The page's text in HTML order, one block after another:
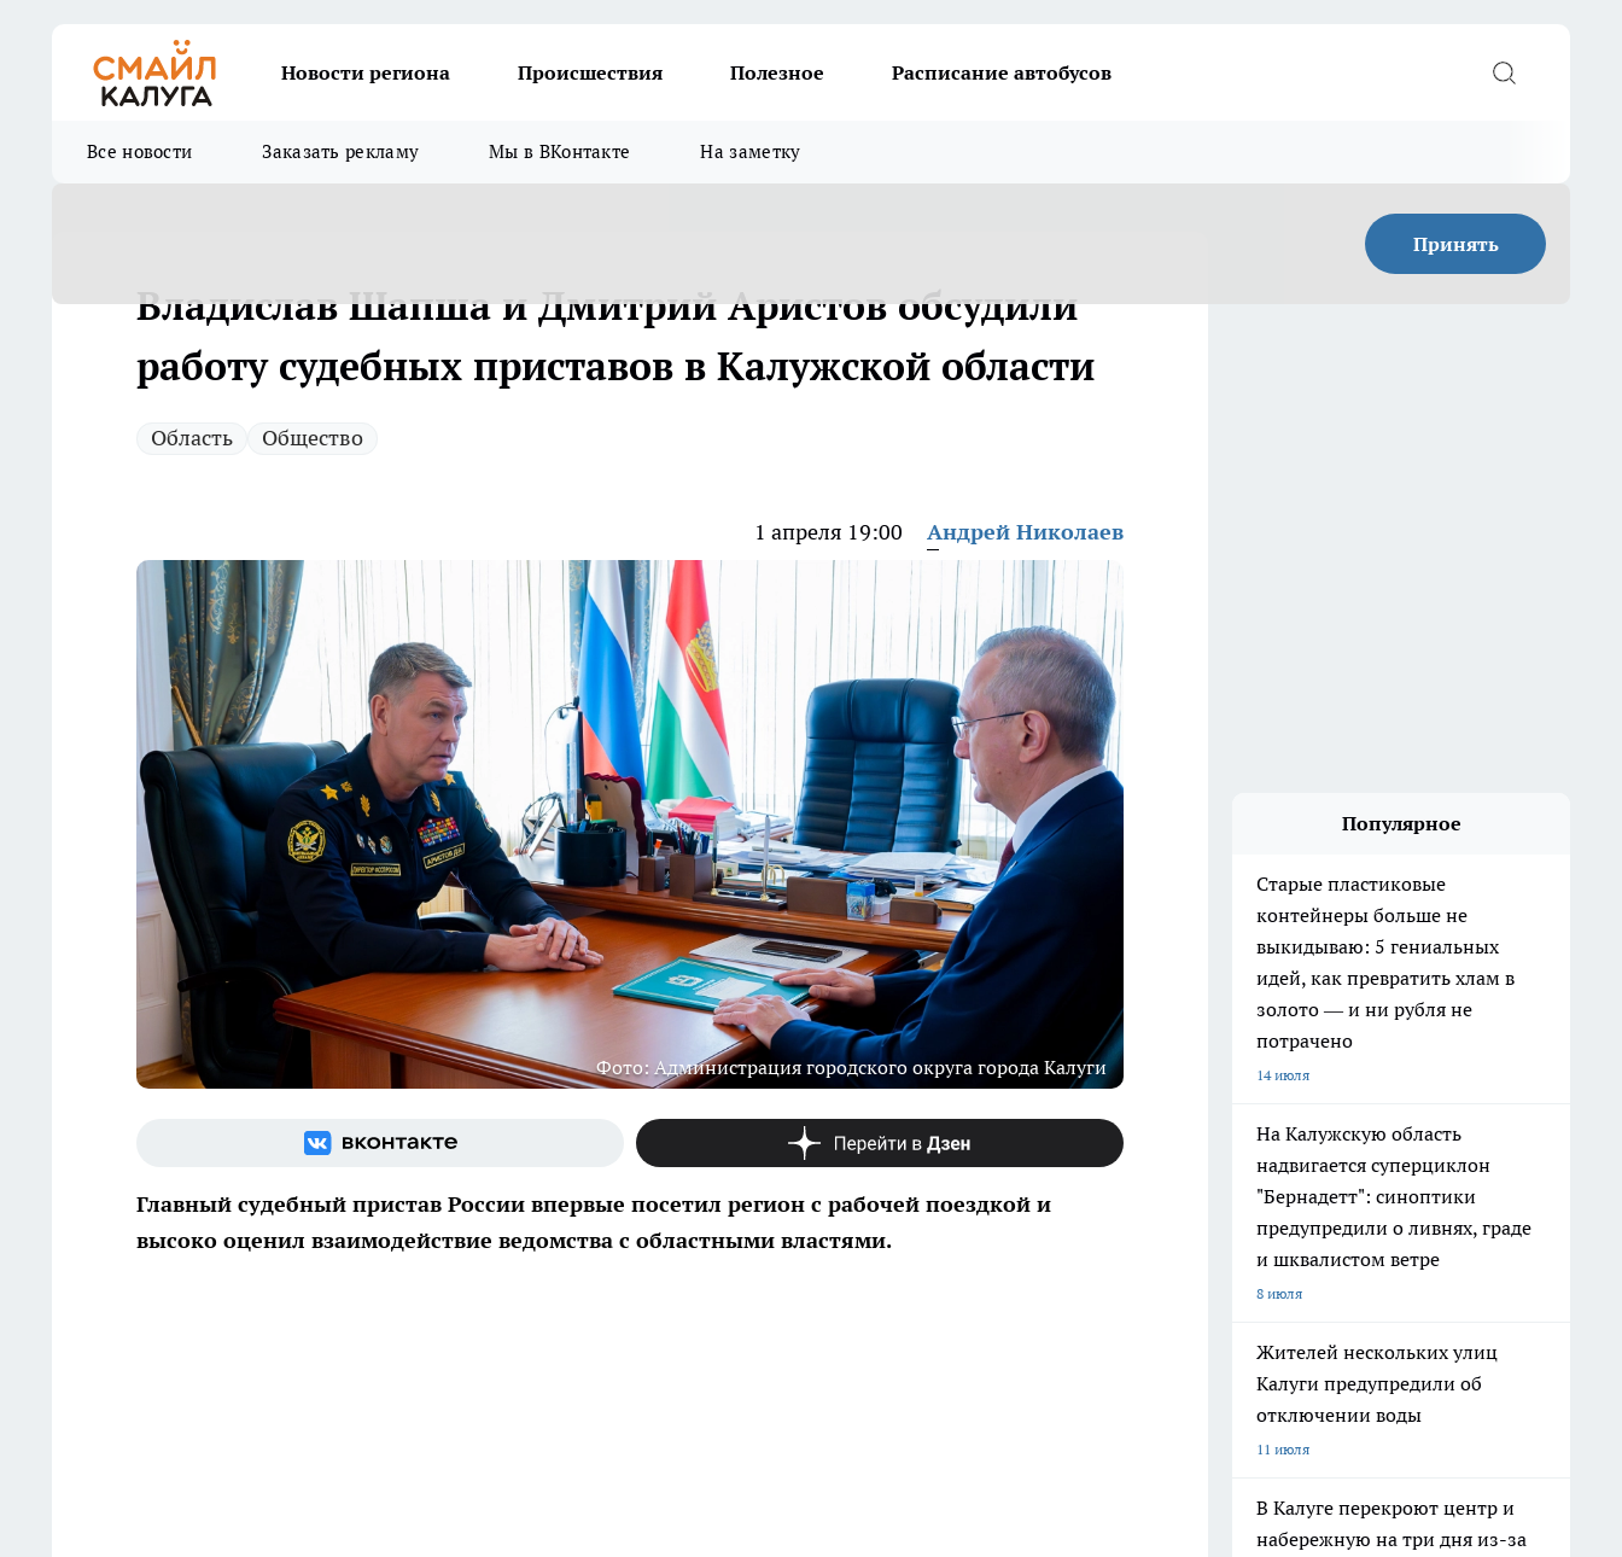
Новости региона Происшествия Полезное Расписание автобусов
Все новости Заказать рекламу Мы в ВКонтакте На заметку
Принять
Владислав Шапша и Дмитрий Аристов обсудили
работу судебных приставов в Калужской области
Область Общество
1 апреля 19:00 Андрей Николаев
Фото: Администрация городского округа города Калуги
Главный судебный пристав России впервые посетил регион с рабочей поездкой и
высоко оценил взаимодействие ведомства с областными властями.
Популярное
Старые пластиковые
контейнеры больше не
выкидываю: 5 гениальных
идей, как превратить хлам в
золото — и ни рубля не
потрачено
14 июля
На Калужскую область
надвигается суперциклон
"Бернадетт": синоптики
предупредили о ливнях, граде
и шквалистом ветре
8 июля
Жителей нескольких улиц
Калуги предупредили об
отключении воды
11 июля
В Калуге перекроют центр и
набережную на три дня из-за